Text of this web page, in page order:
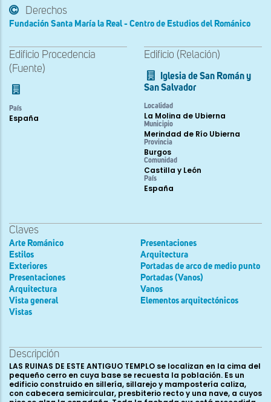
Derechos
Fundación Santa María la Real - Centro de Estudios del Románico
Edificio Procedencia
(Fuente)
País
España
Edificio (Relación)
Iglesia de San Román y
San Salvador
Localidad
La Molina de Ubierna
Municipio
Merindad de Río Ubierna
Provincia
Burgos
Comunidad
Castilla y León
País
España
Claves
Arte Románico
Estilos
Exteriores
Presentaciones
Arquitectura
Vista general
Vistas
Presentaciones
Arquitectura
Portadas de arco de medio punto
Portadas (Vanos)
Vanos
Elementos arquitectónicos
Descripción
LAS RUINAS DE ESTE ANTIGUO TEMPLO se localizan en la cima del
pequeño cerro en cuya base se recuesta la población. Es un
edificio construido en sillería, sillarejo y mampostería caliza,
con cabecera semicircular, presbiterio recto y una nave, a cuyos